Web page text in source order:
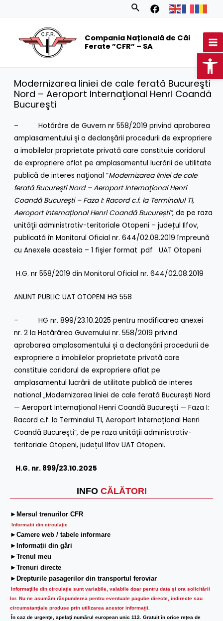
Search
Compania Națională de Căi
Ferate ”CFR” – SA
INFO CĂLĂTORI
►Mersul trenurilor CFR
Informatii din circulaţie
►Camere web / tabele informare
►Informaţii din gări
►Trenul meu
►Trenuri directe
►Drepturile pasagerilor din transportul feroviar
Informaţiile din circulaţie sunt variabile, valabile doar pentru data şi ora solicitării
lor. Nu ne asumăm răspunderea pentru eventuale pagube directe, indirecte sau
circumstanțiale produse prin utilizarea acestor informații.
În caz de urgenţe, apelaţi numărul european unic 112. Gratuit în orice reţea de
Modernizarea liniei de cale ferată Bucureşti
Nord – Aeroport Internaţional Henri Coandă
Bucureşti
– Hotărâre de Guvern nr 558/2019 privind aprobarea
amplasamentului şi a declanşării procedurii de expropriere
a imobilelor proprietate privată care constituie coridorul
de expropriere aflat pe amplasamentul lucrării de utilitate
publică de interes naţional ”Modernizarea liniei de cale
ferată Bucureşti Nord – Aeroport Internaţional Henri
Coandă Bucureşti – Faza I: Racord c.f. la Terminalul T1,
Aeroport Internațional Henri Coandă București”, de pe raza
unităţii administrativ-teritoriale Otopeni – județul Ilfov,
publicată în Monitorul Oficial nr. 644/02.08.2019 împreună
cu Anexele acesteia – 1 fişier format .pdfUAT Otopeni
H.G. nr 558/2019 din Monitorul Oficial nr. 644/02.08.2019
ANUNT PUBLIC UAT OTOPENI HG 558
– HG nr. 899/23.10.2025 pentru modificarea anexei
nr. 2 la Hotărârea Guvernului nr. 558/2019 privind
aprobarea amplasamentului și a declanșării procedurii de
expropriere a imobilelor proprietate privată care
constituie coridorul de expropriere aflat pe
amplasamentul lucrării de utilitate publică de interes
national „Modernizarea liniei de cale ferată București Nord
— Aeroport Internațional Henri Coandă București — Faza I:
Racord c.f. la Terminalul T1, Aeroport Internațional Henri
Coandă București”, de pe raza unității administrativ-
teritoriale Otopeni, județul IlfovUAT Otopeni.
H.G. nr. 899/23.10.2025